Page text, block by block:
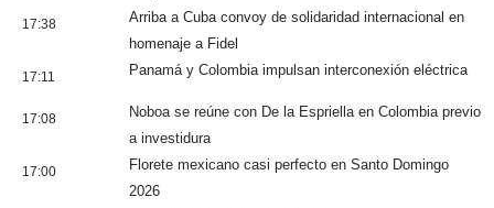
17:38
Arriba a Cuba convoy de solidaridad internacional en
homenaje a Fidel
17:11 Panamá y Colombia impulsan interconexión eléctrica
17:08
Noboa se reúne con De la Espriella en Colombia previo
a investidura
17:00
Florete mexicano casi perfecto en Santo Domingo
2026